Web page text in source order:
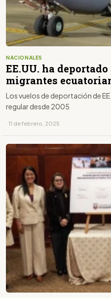
NACIONALES
EE.UU. ha deportado
migrantes
Los vuelos de deportación de
regular desde 2005
· 11 de febrero, 2025